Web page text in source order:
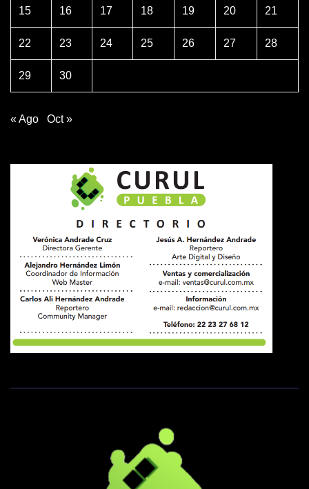
15 16 17 18 19 20 21
22 23 24 25 26 27 28
29 30
« Ago Oct »